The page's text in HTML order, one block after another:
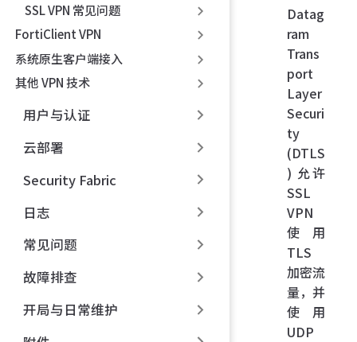
SSL VPN 常见问题
FortiClient VPN
系统原生客户端接入
其他 VPN 技术
用户与认证
云部署
Security Fabric
日志
常见问题
故障排查
开局与日常维护
Datag
ram
Trans
port
Layer
Securi
ty
(DTLS
) 允许
SSL
VPN
使用
TLS
加密流
量，并
使用
UDP